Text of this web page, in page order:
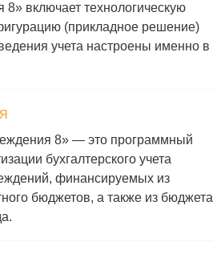
включает технологическую
(прикладное решение)
учета настроены именно в
8» — это программный
бухгалтерского учета
финансируемых из
бюджетов, а также из бюджета